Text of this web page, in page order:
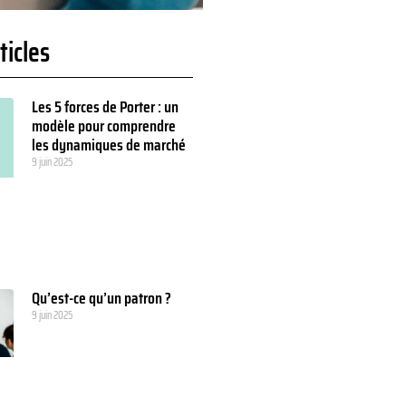
Les 5 forces de Porter : un
modèle pour comprendre
les dynamiques de marché
9 juin 2025
Qu’est-ce qu’un patron ?
9 juin 2025